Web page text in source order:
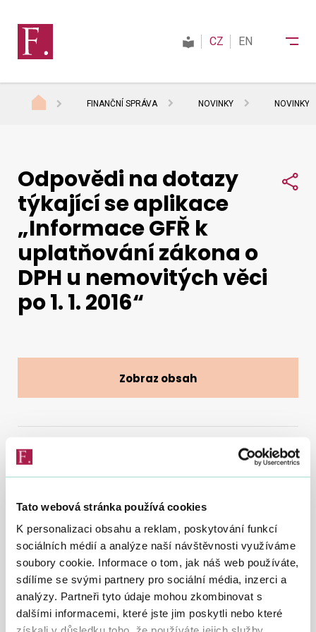
Tato webová stránka používá cookies
K personalizaci obsahu a reklam, poskytování funkcí
sociálních médií a analýze naší návštěvnosti využíváme
soubory cookie. Informace o tom, jak náš web používáte,
sdílíme se svými partnery pro sociální média, inzerci a
analýzy. Partneři tyto údaje mohou zkombinovat s
dalšími informacemi, které jste jim poskytli nebo které
Daně
Mezinárodní spolupráce
Kontakty
CZ EN
FINANČNÍ SPRÁVA NOVINKY NOVINKY
Generální finanční ředitelství (GFŘ) obdrželo řadu
přidané hodnoty (zákon č. 235/2004 Sb., o dani z
přidané hodnoty, v účinném znění (dále jen „zákon o
DPH“)), konkrétně k ustanovení § 56 a § 56a zákona
o DPH ve znění od 1. 1. 2016 v návaznosti na
vydanou Informaci GFŘ k uplatňování zákona o DPH
Odpovědi na dotazy
týkající se aplikace
„Informace GFŘ k
uplatňování zákona o
DPH u nemovitých věci
po 1. 1. 2016“
Zobraz obsah